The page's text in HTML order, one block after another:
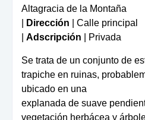
Altagracia de la Montaña
Dirección | Calle principal
Adscripción | Privada
Se trata de un conjunto de
trapiche en ruinas,
ubicado en una
explanada de suave
vegetación herbácea y